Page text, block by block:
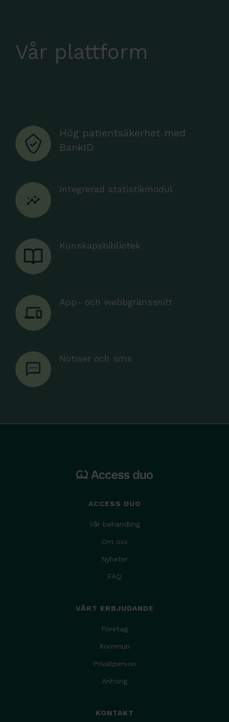
Vår plattform
Hög patientsäkerhet med
BankID
Integrerad statistikmodul
Kunskapsbibliotek
App- och webbgränssnitt
Notiser och sms
ACCESS DUO
Vår behandling
Om oss
Nyheter
FAQ
VÅRT ERBJUDANDE
Företag
Kommun
Privatperson
Anhörig
KONTAKT